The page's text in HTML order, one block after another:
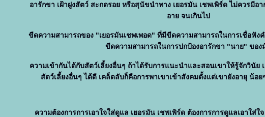
อารักขา เฝ้าฝูงสัตว์ สะกดรอย หรือสุนัขนำทาง เยอรมัน เชพเพิร์ด ไม่ควรมีอ
อาย จนเกินไป
ขีดความสามารถของ "เยอรมันเชพเพอด" ที่มีขีดความสามารถในการเชื่อฟัง
ขีดความสามารถในการปกป้องอารักขา "นาย" ของ
ความเข้ากันได้กับสัตว์เลี้ยงอื่นๆ ถ้าได้รับการแนะนำและสอนเขาให้รู้จักวินัย
สัตว์เลี้ยงอื่นๆ ได้ดี เคล็ดลับก็คือการพาเขาเข้าสังคมตั้งแต่เขายังอายุ น้อ
ความต้องการการเอาใจใส่ดูแล เยอรมัน เชพเพิร์ด ต้องการการดูแลเอาใส่ใ